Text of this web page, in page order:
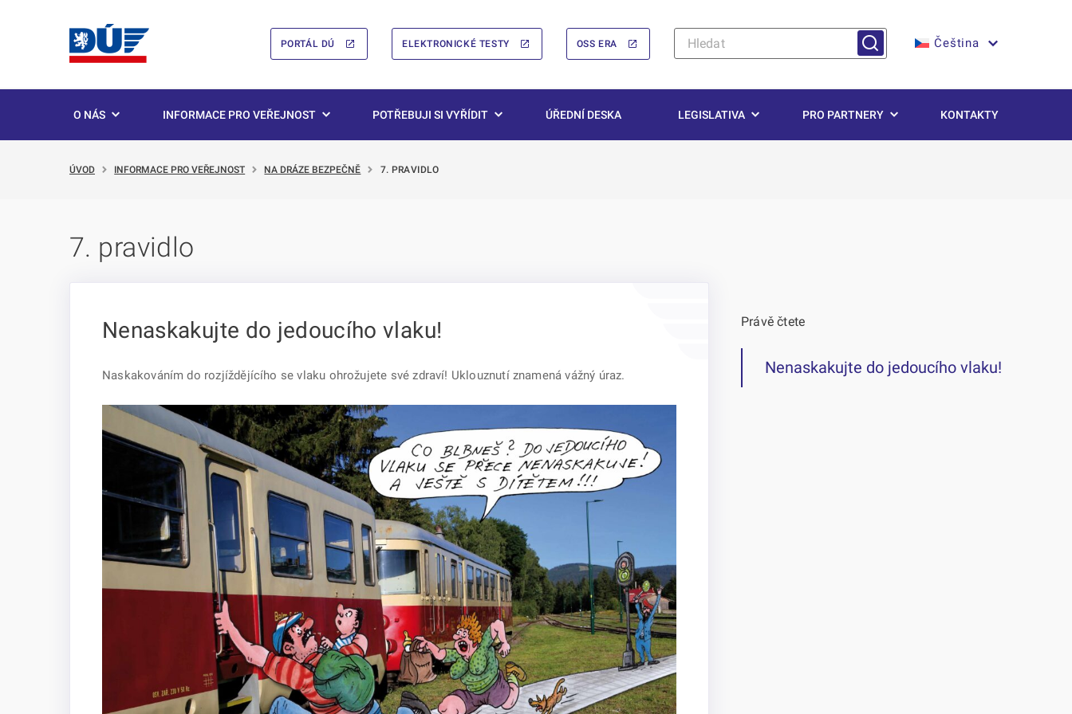
PORTÁL DÚ ELEKTRONICKÉ TESTY OSS ERA Čeština
O NÁS INFORMACE PRO VEŘEJNOST POTŘEBUJI SI VYŘÍDIT ÚŘEDNÍ DESKA LEGISLATIVA PRO PARTNERY KONTAKTY
ÚVOD INFORMACE PRO VEŘEJNOST NA DRÁZE BEZPEČNĚ 7. PRAVIDLO
7. pravidlo
Nenaskakujte do jedoucího vlaku!
Naskakováním do rozjíždějícího se vlaku ohrožujete své zdraví! Uklouznutí znamená vážný úraz.
Právě čtete
Nenaskakujte do jedoucího vlaku!